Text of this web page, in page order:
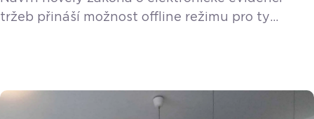
tržeb přináší možnost offline režimu pro ty
offline režim EET je a bude se týkat také vás?
Zvláštní režim EET se od klasického vedení tržeb